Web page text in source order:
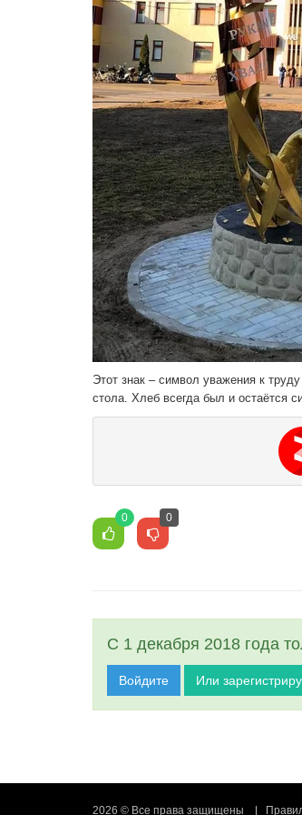
Этот знак – символ уважения к
стола. Хлеб всегда был и остаётся
0 0
С 1 декабря 2018 года
Войдите Или
2026 © Все права защищены